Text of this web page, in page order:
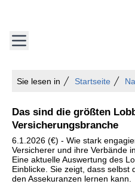
Sie lesen in Startseite
Das sind die größten
Versicherungsbranche
6.1.2026 (€) - Wie stark
Versicherer und ihre Verbände
Eine aktuelle Auswertung des
Einblicke. Sie zeigt, dass selbst
den Assekuranzen lernen kann.